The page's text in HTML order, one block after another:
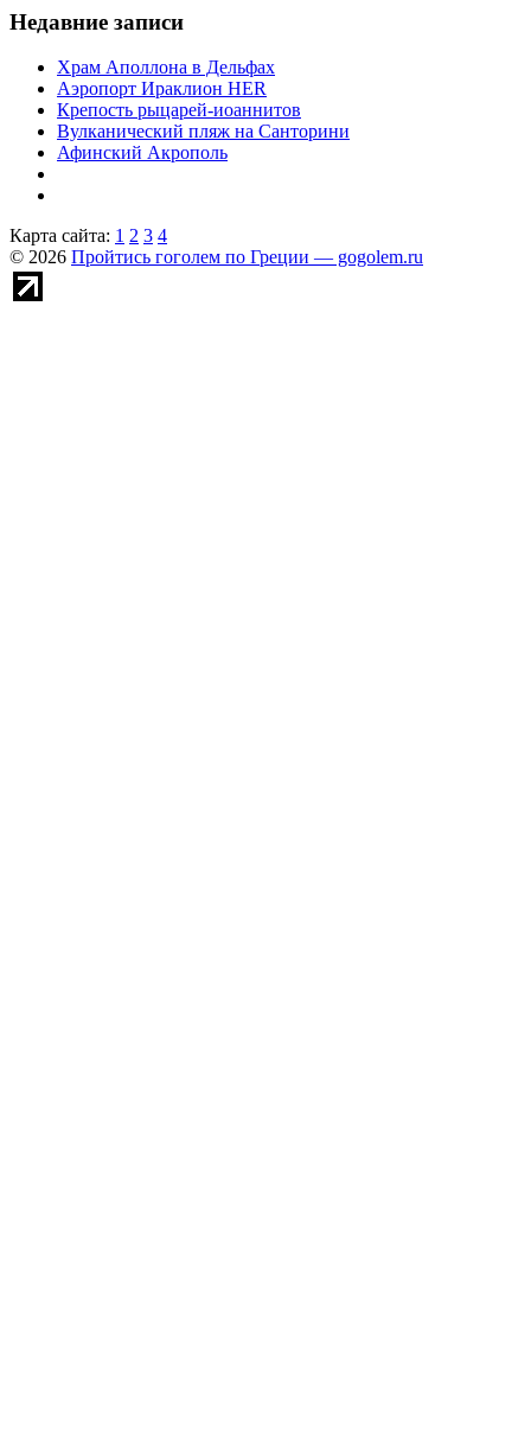
Недавние записи
Храм Аполлона в Дельфах
Аэропорт Ираклион HER
Крепость рыцарей-иоаннитов
Вулканический пляж на Санторини
Афинский Акрополь
Карта сайта: 1 2 3 4
© 2026 Пройтись гоголем по Греции — gogolem.ru